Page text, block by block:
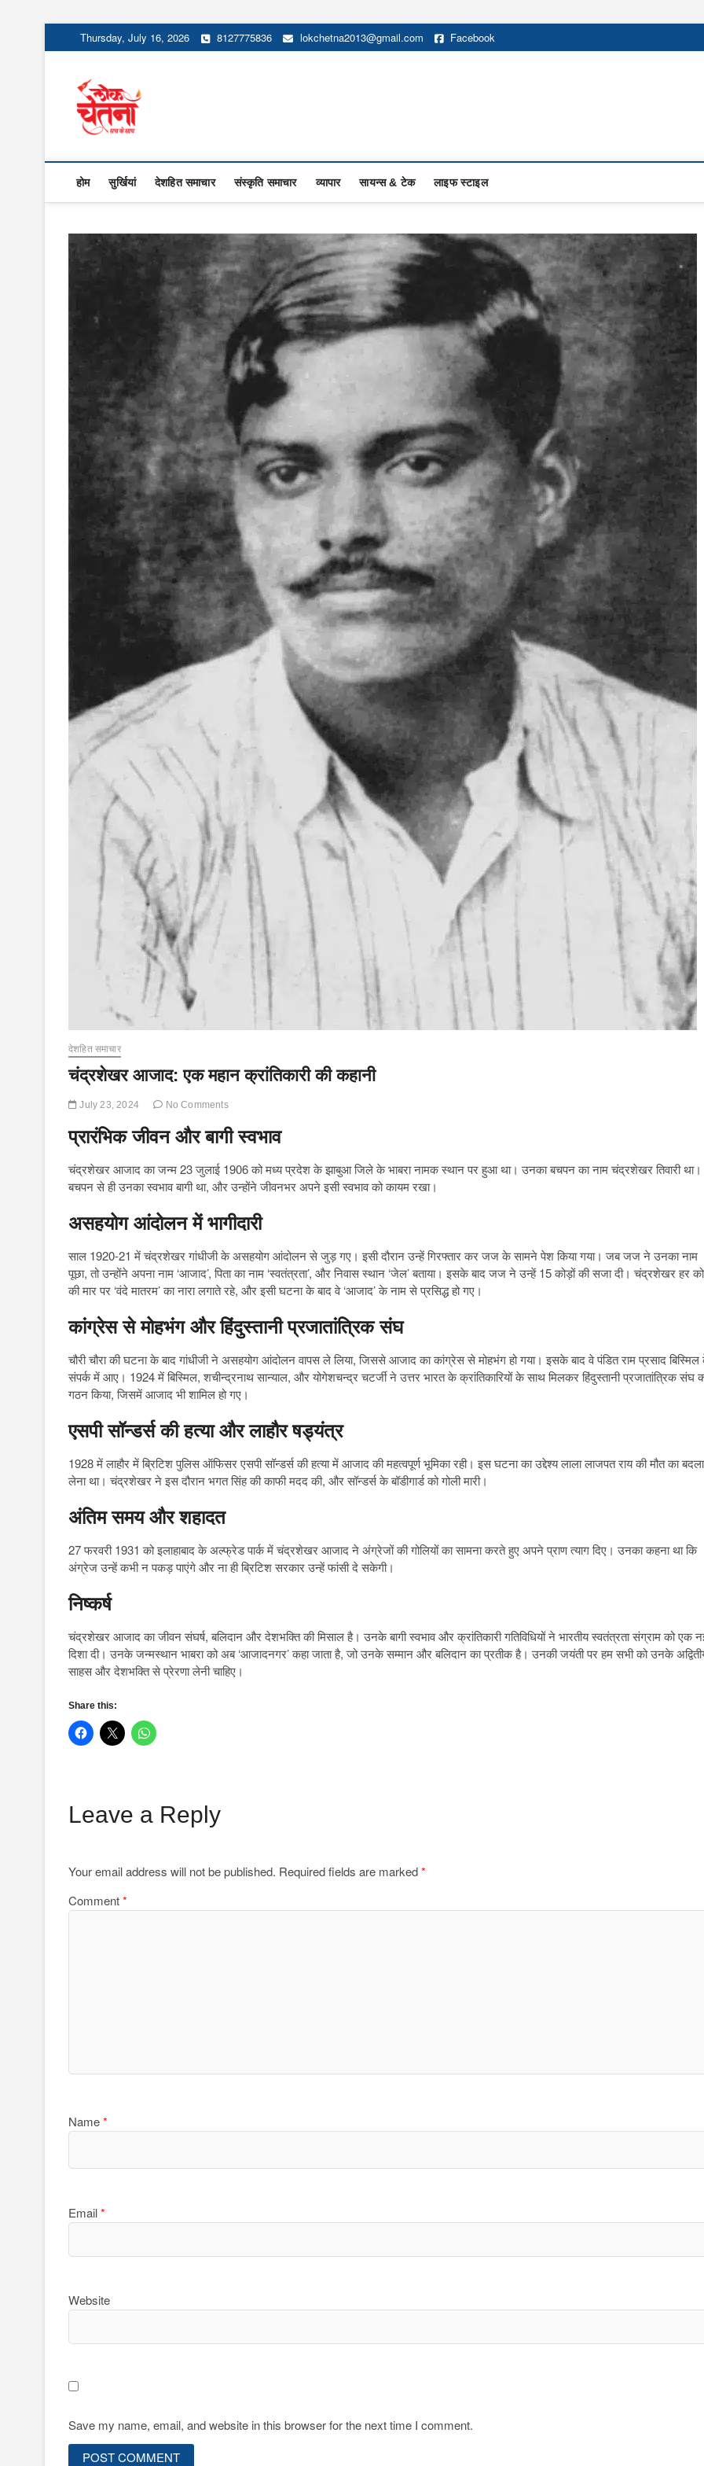
to
Thursday, July 16, 2026 8127775836 lokchetna2013@gmail.com Facebook
होम सुर्खियां देशहित समाचार संस्कृति समाचार व्यापार सायन्स & टेक लाइफ स्टाइल
देशहित समाचार
चंद्रशेखर आजाद: एक महान क्रांतिकारी की कहानी
July 23, 2024 No Comments
प्रारंभिक जीवन और बागी स्वभाव
चंद्रशेखर आजाद का जन्म 23 जुलाई 1906 को मध्य प्रदेश के झाबुआ जिले के भाबरा नामक स्थान पर हुआ था। उनका बचपन का नाम चंद्रशेखर तिवारी था।
बचपन से ही उनका स्वभाव बागी था, और उन्होंने जीवनभर अपने इसी स्वभाव को कायम रखा।
असहयोग आंदोलन में भागीदारी
साल 1920-21 में चंद्रशेखर गांधीजी के असहयोग आंदोलन से जुड़ गए। इसी दौरान उन्हें गिरफ्तार कर जज के सामने पेश किया गया। जब जज ने उनका नाम
पूछा, तो उन्होंने अपना नाम ‘आजाद’, पिता का नाम ‘स्वतंत्रता’, और निवास स्थान ‘जेल’ बताया। इसके बाद जज ने उन्हें 15 कोड़ों की सजा दी। चंद्रशेखर हर
की मार पर ‘वंदे मातरम’ का नारा लगाते रहे, और इसी घटना के बाद वे ‘आजाद’ के नाम से प्रसिद्ध हो गए।
कांग्रेस से मोहभंग और हिंदुस्तानी प्रजातांत्रिक संघ
चौरी चौरा की घटना के बाद गांधीजी ने असहयोग आंदोलन वापस ले लिया, जिससे आजाद का कांग्रेस से मोहभंग हो गया। इसके बाद वे पंडित राम प्रसाद
संपर्क में आए। 1924 में बिस्मिल, शचीन्द्रनाथ सान्याल, और योगेशचन्द्र चटर्जी ने उत्तर भारत के क्रांतिकारियों के साथ मिलकर हिंदुस्तानी प्रजातांत्रिक संघ
गठन किया, जिसमें आजाद भी शामिल हो गए।
एसपी सॉन्डर्स की हत्या और लाहौर षड्यंत्र
1928 में लाहौर में ब्रिटिश पुलिस ऑफिसर एसपी सॉन्डर्स की हत्या में आजाद की महत्वपूर्ण भूमिका रही। इस घटना का उद्देश्य लाला लाजपत राय की मौत का बदला
लेना था। चंद्रशेखर ने इस दौरान भगत सिंह की काफी मदद की, और सॉन्डर्स के बॉडीगार्ड को गोली मारी।
अंतिम समय और शहादत
27 फरवरी 1931 को इलाहाबाद के अल्फ्रेड पार्क में चंद्रशेखर आजाद ने अंग्रेजों की गोलियों का सामना करते हुए अपने प्राण त्याग दिए। उनका कहना था कि
अंग्रेज उन्हें कभी न पकड़ पाएंगे और ना ही ब्रिटिश सरकार उन्हें फांसी दे सकेगी।
निष्कर्ष
चंद्रशेखर आजाद का जीवन संघर्ष, बलिदान और देशभक्ति की मिसाल है। उनके बागी स्वभाव और क्रांतिकारी गतिविधियों ने भारतीय स्वतंत्रता संग्राम को एक
दिशा दी। उनके जन्मस्थान भाबरा को अब ‘आजादनगर’ कहा जाता है, जो उनके सम्मान और बलिदान का प्रतीक है। उनकी जयंती पर हम सभी को उनके
साहस और देशभक्ति से प्रेरणा लेनी चाहिए।
Share this:
Leave a Reply
Your email address will not be published. Required fields are marked*
Comment*
Name*
Email*
Website
Save my name, email, and website in this browser for the next time I comment.